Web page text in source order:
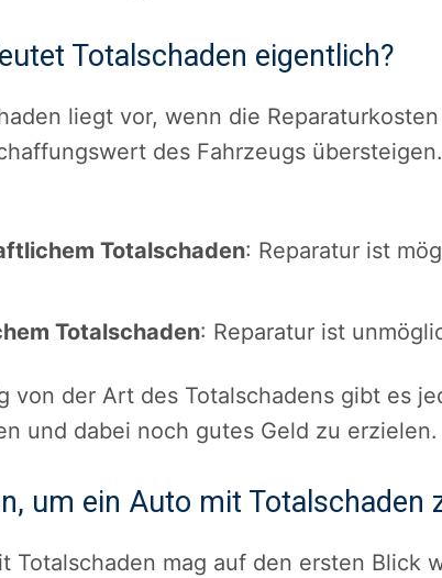
Totalschaden eigentlich?
liegt vor, wenn die
des Fahrzeugs
Totalschaden: Reparatur ist
Totalschaden: Reparatur ist
von der Art des Totalschadens gibt es
und dabei noch gutes Geld zu erzielen.
um ein Auto mit Totalschaden
Totalschaden mag auf den ersten Blick